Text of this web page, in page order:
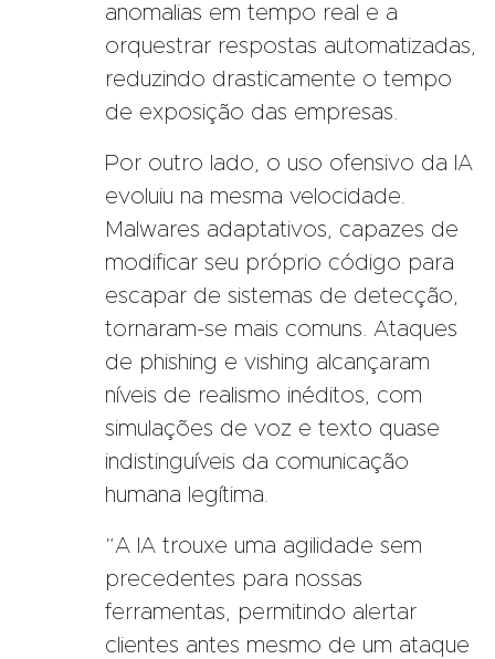
anomalias em tempo real e a
orquestrar respostas automatizadas,
reduzindo drasticamente o tempo
de exposição das empresas.
Por outro lado, o uso ofensivo da IA
evoluiu na mesma velocidade.
Malwares adaptativos, capazes de
modificar seu próprio código para
escapar de sistemas de detecção,
tornaram-se mais comuns. Ataques
de phishing e vishing alcançaram
níveis de realismo inéditos, com
simulações de voz e texto quase
indistinguíveis da comunicação
humana legítima.
“A IA trouxe uma agilidade sem
precedentes para nossas
ferramentas, permitindo alertar
clientes antes mesmo de um ataque